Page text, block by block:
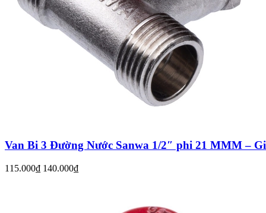
Van Bi 3 Đường Nước Sanwa 1/2″ phi 21 MMM –
115.000₫ 140.000₫